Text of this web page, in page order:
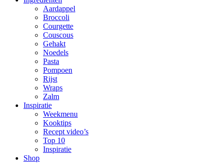
Aardappel
Broccoli
Courgette
Couscous
Gehakt
Noedels
Pasta
Pompoen
Rijst
Wraps
Zalm
Inspiratie
Weekmenu
Kooktips
Recept video’s
Top 10
Inspiratie
Shop